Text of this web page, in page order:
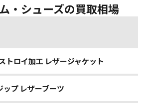
・シューズの買取相場
トロイ加工 レザージャケット
プ レザーブーツ